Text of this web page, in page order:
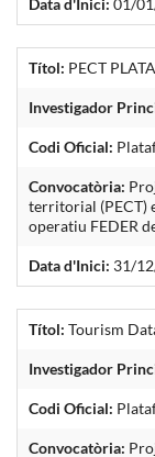
Títol: PECT
Investigador
Codi Oficial:
Convocatòria:
territorial (PECT)
operatiu FEDER
Data d'Inici: 31/
Títol: Tourism
Investigador
Codi Oficial:
Convocatòria: